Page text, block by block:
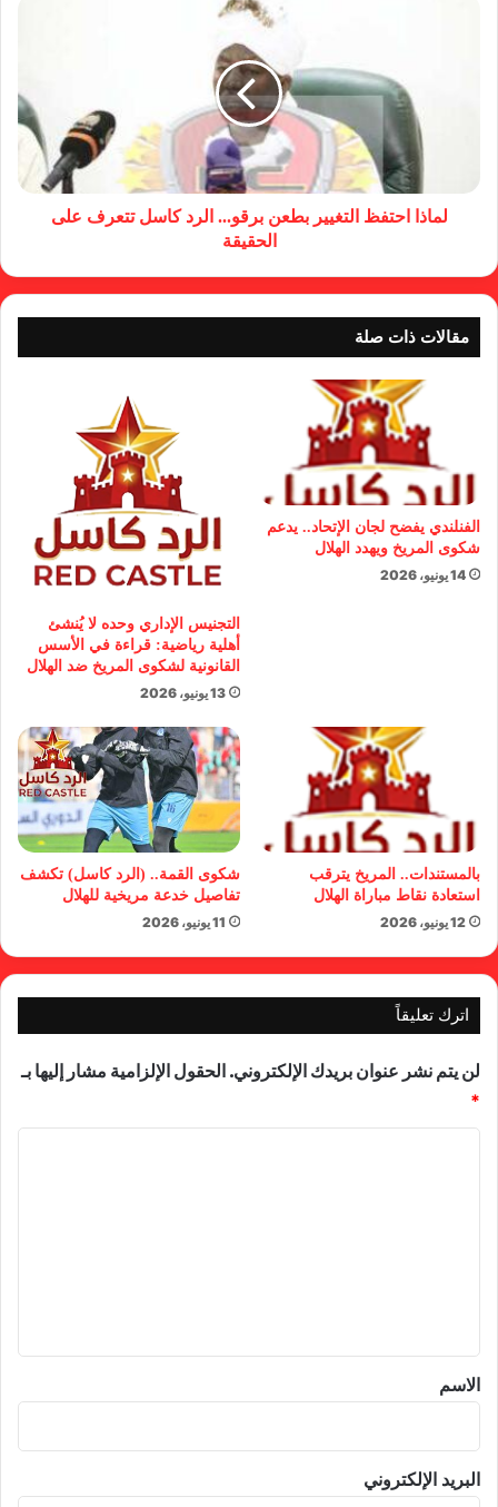
لماذا احتفظ التغيير بطعن برقو... الرد كاسل تتعرف على
الحقيقة
مقالات ذات صلة
الفنلندي يفضح لجان الإتحاد.. يدعم
شكوى المريخ ويهدد الهلال
14 يونيو، 2026
التجنيس الإداري وحده لا يُنشئ
أهلية رياضية: قراءة في الأسس
القانونية لشكوى المريخ ضد الهلال
13 يونيو، 2026
بالمستندات.. المريخ يترقب
استعادة نقاط مباراة الهلال
12 يونيو، 2026
شكوى القمة.. (الرد كاسل) تكشف
تفاصيل خدعة مريخية للهلال
11 يونيو، 2026
اترك تعليقاً
لن يتم نشر عنوان بريدك الإلكتروني. الحقول الإلزامية مشار إليها بـ
*
*
الاسم
البريد الإلكتروني